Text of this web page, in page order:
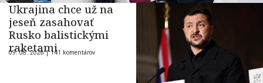
Ukrajina chce už na
jeseň zasahovať
Rusko balistickými
raketami
09. 08. 2026 |141 komentárov